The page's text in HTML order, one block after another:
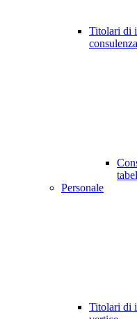
Titolari di
consulenza
Personale
Titolari di